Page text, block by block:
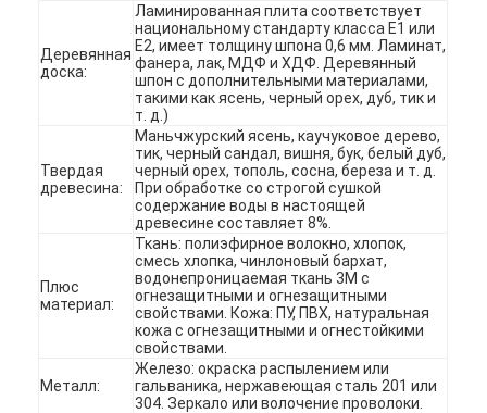
Продукты
Видеозаписи
Деревянная
доска:
Ламинированная плита соответствует
национальному стандарту класса Е1 или
Е2, имеет толщину шпона 0,6 мм. Ламинат,
фанера, лак, МДФ и ХДФ. Деревянный
шпон с дополнительными материалами,
такими как ясень, черный орех, дуб, тик и
т. д.)
Твердая
древесина:
Маньчжурский ясень, каучуковое дерево,
тик, черный сандал, вишня, бук, белый дуб,
черный орех, тополь, сосна, береза ​​и т. д.
При обработке со строгой сушкой
содержание воды в настоящей
древесине составляет 8%.
Плюс
материал:
Ткань: полиэфирное волокно, хлопок,
смесь хлопка, чинлоновый бархат,
водонепроницаемая ткань 3M с
огнезащитными и огнезащитными
свойствами. Кожа: ПУ, ПВХ, натуральная
кожа с огнезащитными и огнестойкими
свойствами.
Металл:
Железо: окраска распылением или
гальваника, нержавеющая сталь 201 или
304. Зеркало или волочение проволоки.